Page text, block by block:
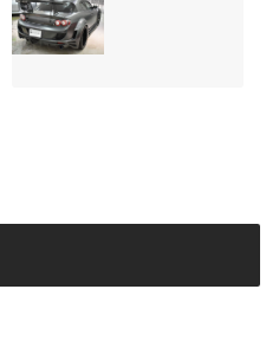
夏季休暇について
ご案内【2026年】
2026.08.05
は？